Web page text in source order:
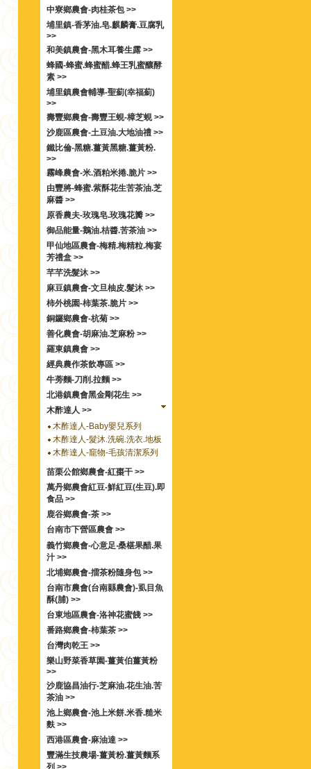
中寮鄉農會-肉桂茶包 >>
埔里鎮-香茅油.皂.麒麟膏.豆腐乳
>>
和美鎮農會-黑木耳養生露 >>
蜂國-蜂蜜.蜂蜜醋.蜂王乳蜜釀酵
素 >>
埔里鎮農會輔導-聖薊(幸福薊)
>>
壽豐鄉農會-壽豐王蜆-樟芝蜆 >>
沙鹿區農會-土豆油.大地油禮 >>
鐵比倫-黑糖.薑黃黑糖.薑黃粉.
>>
霧峰農會-米.酒粕米捲.脆片 >>
由豐將-蜂蜜.紫酥花生苦茶油.芝
麻醬 >>
原香農夫-玫瑰皂.玫瑰花瓣 >>
御品能量-鵝油.桔醬.苦茶油 >>
甲仙地區農會-梅精.梅精粒.梅宴
芳禮盒 >>
芊芊洗髮沐 >>
麻豆鎮農會-文旦柚皮.髮沐 >>
柿外桃園-柿葉茶.脆片 >>
銅鑼鄉農會-杭菊 >>
善化農會-胡麻油.芝麻粉 >>
羅東鎮農會 >>
經典農作茶飲專區 >>
牛蒡麵-刀削.拉麵 >>
北港鎮農會黑金剛花生 >>
木酢達人 >>
木酢達人-Baby嬰兒系列
木酢達人-髮沐.洗碗.洗衣.地板
木酢達人-竉物-毛孩清潔系列
苗栗公館鄉農會-紅棗干 >>
萬丹鄉農會紅豆-鮮紅豆(生豆).即
食品 >>
鹿谷鄉農會-茶 >>
台南市下營區農會 >>
義竹鄉農會-心意足‧桑椹果醋.果
汁 >>
北埔鄉農會-擂茶粉隨身包 >>
台南市農會(台南縣農會)-虱目魚
酥(脯) >>
台東地區農會-洛神花蜜餞 >>
番路鄉農會-柿葉茶 >>
台灣肉乾王 >>
樂山野菜香草園-薑黃伯薑黃粉
>>
沙鹿協昌油行-芝麻油.花生油.苦
茶油 >>
池上鄉農會-池上米餅.米香.糙米
麩 >>
西港區農會-麻油達 >>
豐滿生技農場-薑黃粉.薑黃麵系
列 >>